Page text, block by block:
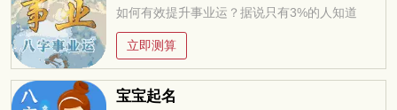
如何有效提升事业运？据说只有3%的人知道
立即测算
宝宝起名